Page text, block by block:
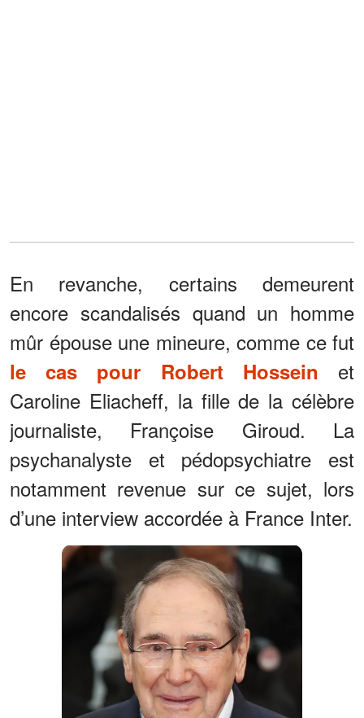
En revanche, certains demeurent
encore scandalisés quand un homme
mûr épouse une mineure, comme ce fut
le cas pour Robert Hossein et
Caroline Eliacheff, la fille de la célèbre
journaliste, Françoise Giroud. La
psychanalyste et pédopsychiatre est
notamment revenue sur ce sujet, lors
d’une interview accordée à France Inter.